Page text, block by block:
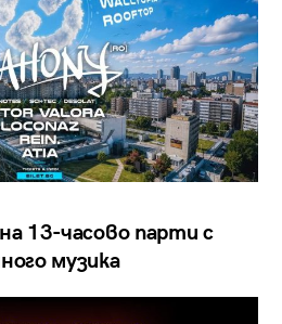
13-часово парти с
музика